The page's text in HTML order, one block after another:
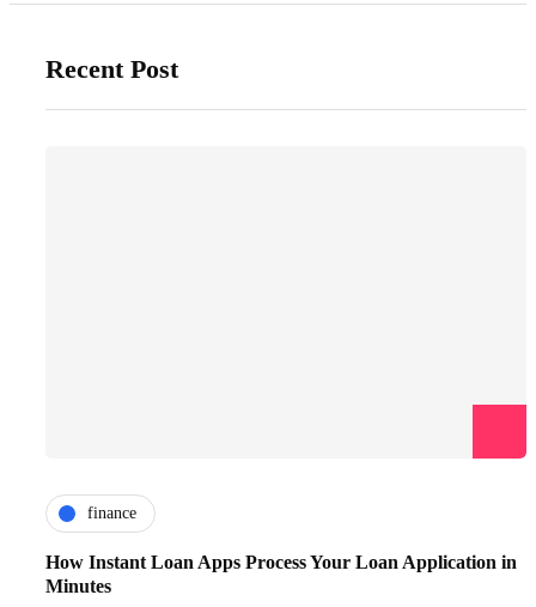
Recent Post
finance
How Instant Loan Apps Process Your Loan Application in
Minutes